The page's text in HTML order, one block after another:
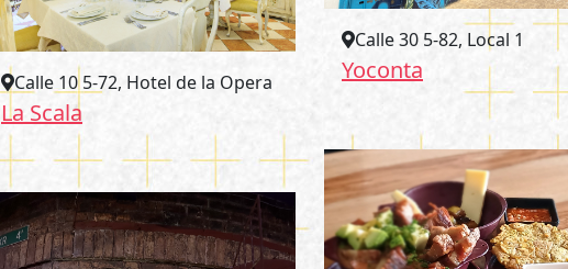
Calle 30 5-82, Local 1
Yoconta
Calle 10 5-72, Hotel de la Opera
La Scala